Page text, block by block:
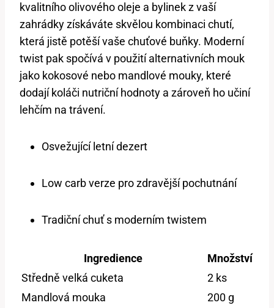
kvalitního olivového‍ oleje a bylinek z​ vaší
zahrádky získáváte skvělou kombinaci chutí,
která jistě‍ potěší vaše chuťové ⁤buňky. Moderní
twist pak spočívá v⁣ použití alternativních mouk
jako⁤ kokosové nebo mandlové‌ mouky, které
dodají koláči nutriční hodnoty a ​zároveň ho učiní
lehčím ⁤na trávení.
Osvežující letní dezert
Low carb verze pro zdravější pochutnání
Tradiční chuť⁣ s moderním twistem
Ingredience
Množství
Středně velká cuketa
2 ks
Mandlová mouka
200 g